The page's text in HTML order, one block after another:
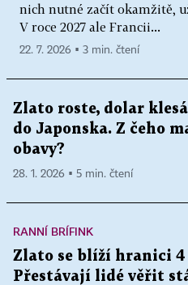
nich nutné začít okamžitě,
V roce 2027 ale Francii...
22. 7. 2026 ▪ 3 min. čtení
Zlato roste, dolar klesá
do Japonska. Z čeho
obavy?
28. 1. 2026 ▪ 5 min. čtení
RANNÍ BRÍFINK
Zlato se blíží hranici
Přestávají lidé věřit